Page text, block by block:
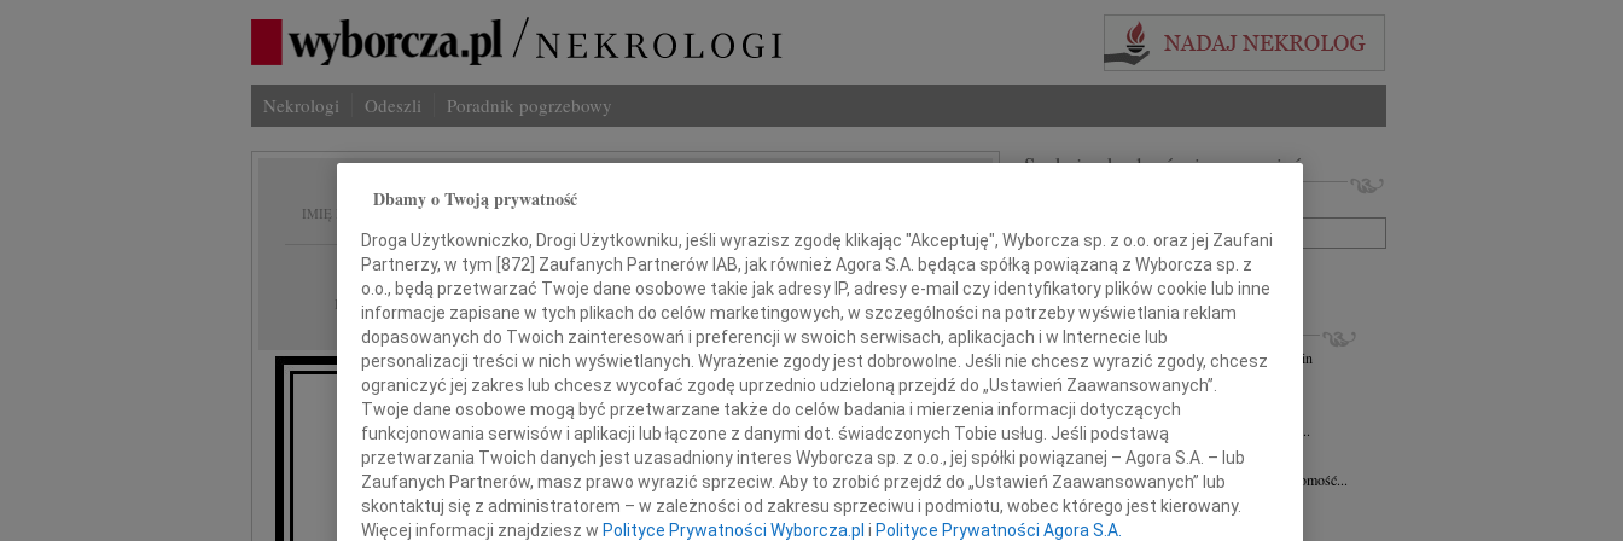
Nekrologi Odeszli Poradnik pogrzebowy
IMIĘ I NAZWISKO: Tadeusz Słowik
REGION: Szczecin
DATA EMISJI: 04.12.2010
Z głębokim żalem przyjęliśmy wiadomość,
że w dniu 2 grudnia 2010 roku zmarł
prof. dr hab. n. med.
Szukaj nekrologów i wspomnień
+ szukanie zaawansowane
INNE NEKROLOGI
Aleksandra Szpaczyńska 29.07.2026Szczecin
Z wielkim smutkiem i żalem przyjąłem...
23.07.2026Szczecin
Pani mec. Joannie Martyniuk-Plasze wyrazy...
Edward Ciupak08.07.2026Szczecin
Z wielkim smutkiem i żalem przyjąłem wiadomość...
Stanisław Pietrzak 25.06.2026Szczecin
Z wielkim smutkiem i żalem przyjąłem...
Dbamy o Twoją prywatność
Droga Użytkowniczko, Drogi Użytkowniku, jeśli wyrazisz zgodę klikając "Akceptuję", Wyborcza sp. z o.o. oraz jej Zaufani
Partnerzy, w tym [ 872 ] Zaufanych Partnerów IAB, jak również Agora S.A. będąca spółką powiązaną z Wyborcza sp. z
o.o., będą przetwarzać Twoje dane osobowe takie jak adresy IP, adresy e-mail czy identyfikatory plików cookie lub inne
informacje zapisane w tych plikach do celów marketingowych, w szczególności na potrzeby wyświetlania reklam
dopasowanych do Twoich zainteresowań i preferencji w swoich serwisach, aplikacjach i w Internecie lub
personalizacji treści w nich wyświetlanych. Wyrażenie zgody jest dobrowolne. Jeśli nie chcesz wyrazić zgody, chcesz
ograniczyć jej zakres lub chcesz wycofać zgodę uprzednio udzieloną przejdź do „Ustawień Zaawansowanych”.
Twoje dane osobowe mogą być przetwarzane także do celów badania i mierzenia informacji dotyczących
funkcjonowania serwisów i aplikacji lub łączone z danymi dot. świadczonych Tobie usług. Jeśli podstawą
przetwarzania Twoich danych jest uzasadniony interes Wyborcza sp. z o.o., jej spółki powiązanej – Agora S.A. – lub
Zaufanych Partnerów, masz prawo wyrazić sprzeciw. Aby to zrobić przejdź do „Ustawień Zaawansowanych” lub
skontaktuj się z administratorem – w zależności od zakresu sprzeciwu i podmiotu, wobec którego jest kierowany.
Więcej informacji znajdziesz w Polityce Prywatności Wyborcza.pl i Polityce Prywatności Agora S.A.